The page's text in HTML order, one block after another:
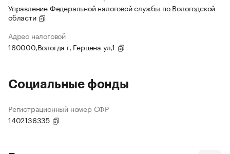
Управление Федеральной налоговой службы по Вологодской
области
Адрес налоговой
160000,Вологда г, Герцена ул,1
Социальные фонды
Регистрационный номер СФР
1402136335